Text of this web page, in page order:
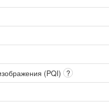
(PQI) ?